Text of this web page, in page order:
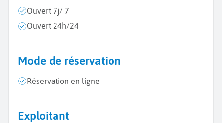
Ouvert 7j/ 7
Ouvert 24h/24
Mode de réservation
Réservation en ligne
Exploitant